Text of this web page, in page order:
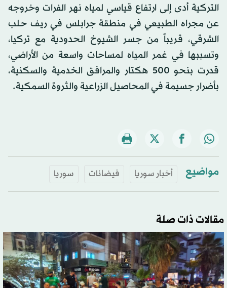
التركية أدى إلى ارتفاع قياسي لمياه نهر الفرات وخروجه
عن مجراه الطبيعي في منطقة جرابلس في ريف حلب
الشرقي، قريباً من جسر الشيوخ الحدودية مع تركيا،
وتسببها في غمر المياه لمساحات واسعة من الأراضي،
قدرت بنحو 500 هكتار والمرافق الخدمية والسكنية،
بأضرار جسيمة في المحاصيل الزراعية والثروة السمكية.
مواضيع أخبار سوريا فيضانات سوريا
مقالات ذات صلة